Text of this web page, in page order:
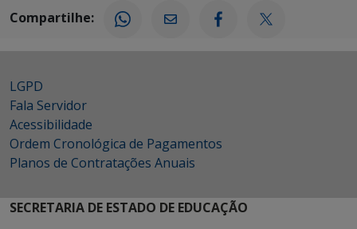
Compartilhe:
LGPD
Fala Servidor
Acessibilidade
Ordem Cronológica de Pagamentos
Planos de Contratações Anuais
SECRETARIA DE ESTADO DE EDUCAÇÃO